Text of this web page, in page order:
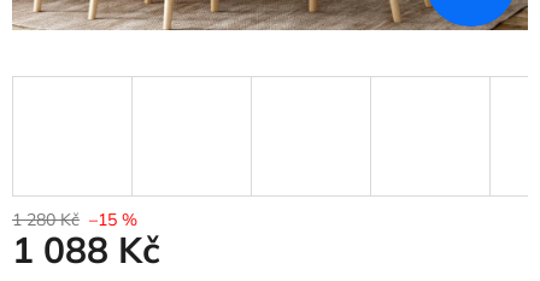
1 280 Kč –15 %
1 088 Kč